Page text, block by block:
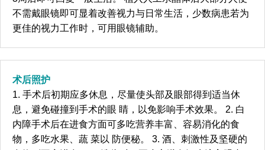
不需戴眼镜即可显着改善视力与日常生活，少数病患若为
更佳的视力工作时，可用眼镜辅助。
术后照护
1. 手术后初期应多休息，尽量使头部及眼部得到适当休
息，避免碰撞到手术的眼 睛，以免影响手术效果。 2. 白
内障手术后在进食方面可多吃营养丰富、容易消化的食
物，多吃水果、蔬 菜以 防便秘。 3. 酒、刺激性及坚硬的